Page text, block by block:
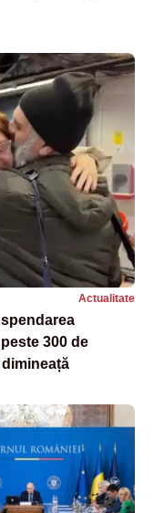
Actualitate
300 de